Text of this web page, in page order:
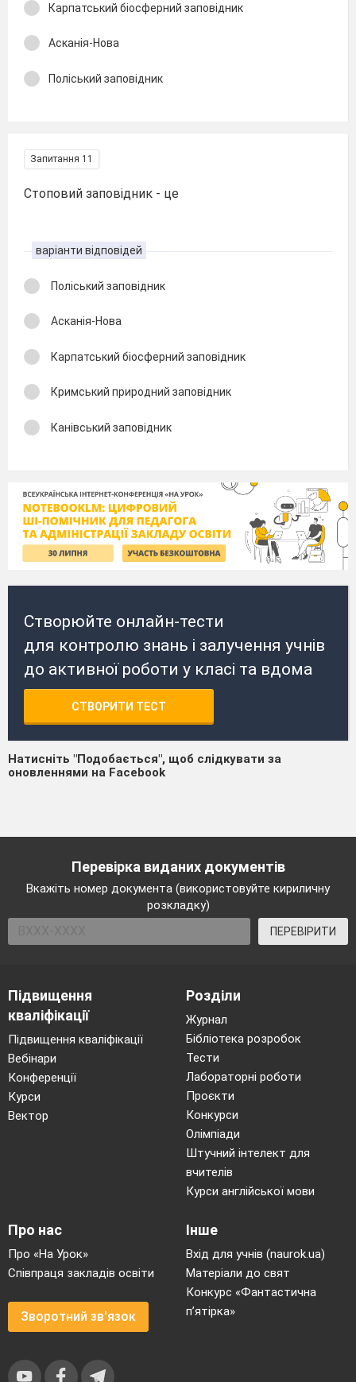
Карпатський біосферний заповідник
Асканія-Нова
Поліський заповідник
Запитання 11
Стоповий заповідник - це
варіанти відповідей
Поліський заповідник
Асканія-Нова
Карпатський біосферний заповідник
Кримський природний заповідник
Канівський заповідник
Створюйте онлайн-тести
для контролю знань і залучення учнів
до активної роботи у класі та вдома
СТВОРИТИ ТЕСТ
Натисніть "Подобається", щоб слідкувати за
оновленнями на Facebook
Перевірка виданих документів
Вкажіть номер документа (використовуйте кириличну
розкладку)
ПЕРЕВІРИТИ
Підвищення
кваліфікації
Підвищення кваліфікації
Вебінари
Конференції
Курси
Вектор
Розділи
Журнал
Бібліотека розробок
Тести
Лабораторні роботи
Проєкти
Конкурси
Олімпіади
Штучний інтелект для
вчителів
Курси англійської мови
Про нас
Про «На Урок»
Співпраця закладів освіти
Зворотний зв'язок
Інше
Вхід для учнів (naurok.ua)
Матеріали до свят
Конкурс «Фантастична
п’ятірка»